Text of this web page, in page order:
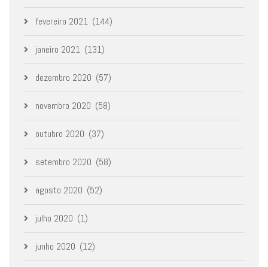
fevereiro 2021 (144)
janeiro 2021 (131)
dezembro 2020 (57)
novembro 2020 (58)
outubro 2020 (37)
setembro 2020 (58)
agosto 2020 (52)
julho 2020 (1)
junho 2020 (12)